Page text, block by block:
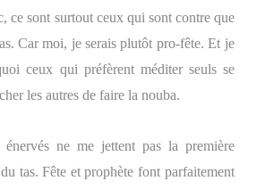
ce sont surtout ceux qui sont contre que
Car moi, je serais plutôt pro-fête. Et je
ceux qui préfèrent méditer seuls se
les autres de faire la nouba.
énervés ne me jettent pas la première
tas. Fête et prophète font parfaitement